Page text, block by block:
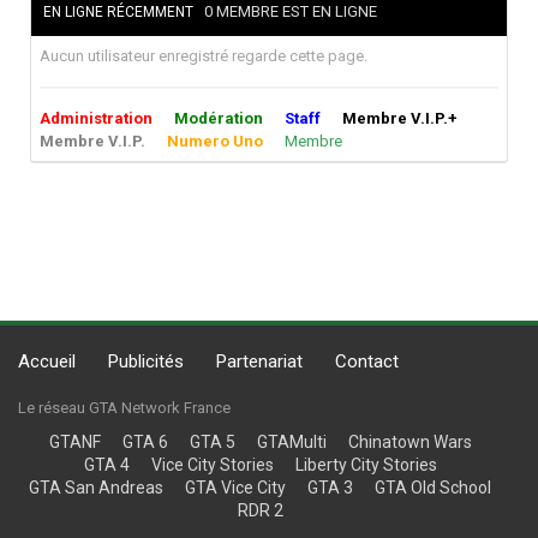
EN LIGNE RÉCEMMENT 0 MEMBRE EST EN LIGNE
Aucun utilisateur enregistré regarde cette page.
Administration Modération Staff
Membre V.I.P.+
Membre V.I.P.
Numero Uno Membre
Accueil Publicités Partenariat Contact
Le réseau GTA Network France
GTANF GTA 6 GTA 5 GTAMulti
Chinatown Wars
GTA 4
Vice City Stories
Liberty City Stories
GTA San Andreas
GTA Vice City GTA 3
GTA Old School
RDR 2